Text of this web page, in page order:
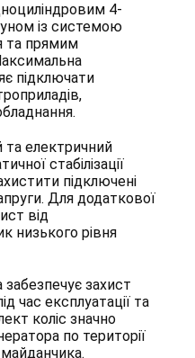
4-
із системою
та прямим
підключати
та електричний
стабілізації
підключені
Для додаткової
від
низького рівня
захист
час експлуатації та
коліс значно
по території